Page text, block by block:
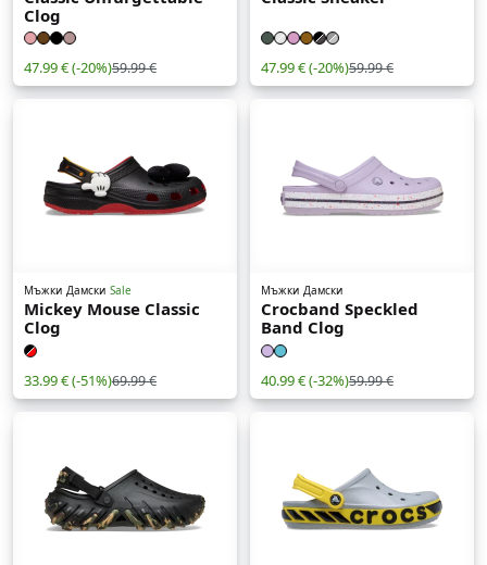
Clog
47.99 €(-20%)59.99 € 47.99 €(-20%)59.99 €
Мъжки Дамски Sale
Mickey Mouse Classic
Clog
33.99 €(-51%)69.99 €
Мъжки Дамски
Crocband Speckled
Band Clog
40.99 €(-32%)59.99 €